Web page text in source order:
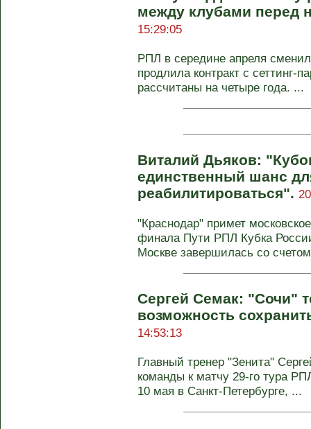
между клубами перед
15:29:05
РПЛ в середине апреля
продлила контракт с сеттинг-
рассчитаны на четыре года. ...
Виталий Дьяков:
единственный шанс
реабилитироваться".
"Краснодар" примет
финала Пути РПЛ Кубка
Москве завершилась со
Сергей Семак: "Сочи"
возможность
14:53:13
Главный тренер "Зенита"
команды к матчу 29-го тура
10 мая в Санкт-Петербурге, ...